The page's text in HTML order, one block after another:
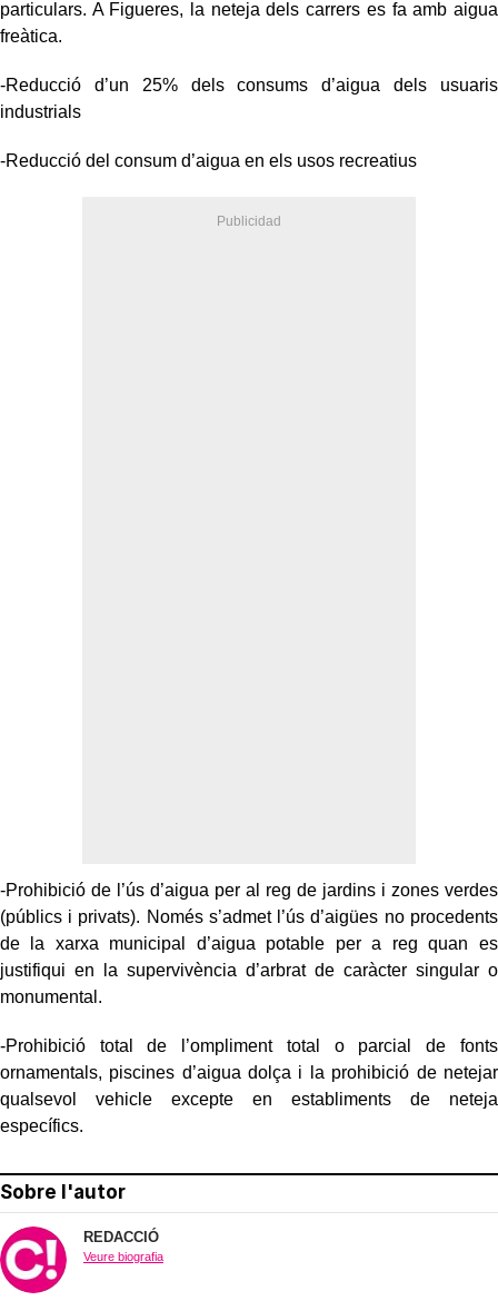
particulars. A Figueres, la neteja dels carrers es fa amb aigua
freàtica.
-Reducció d’un 25% dels consums d’aigua dels usuaris
industrials
-Reducció del consum d’aigua en els usos recreatius
-Prohibició de l’ús d’aigua per al reg de jardins i zones verdes
(públics i privats). Només s’admet l’ús d’aigües no procedents
de la xarxa municipal d’aigua potable per a reg quan es
justifiqui en la supervivència d’arbrat de caràcter singular o
monumental.
-Prohibició total de l’ompliment total o parcial de fonts
ornamentals, piscines d’aigua dolça i la prohibició de netejar
qualsevol vehicle excepte en establiments de neteja
específics.
Sobre l'autor
REDACCIÓ
Veure biografia